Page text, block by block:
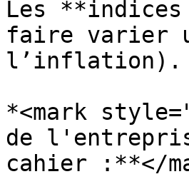
Les
faire varier
l’inflation).
*<mark
de
cahier :**</